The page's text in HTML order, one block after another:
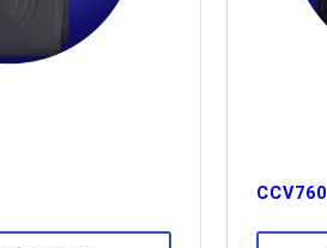
CCV760